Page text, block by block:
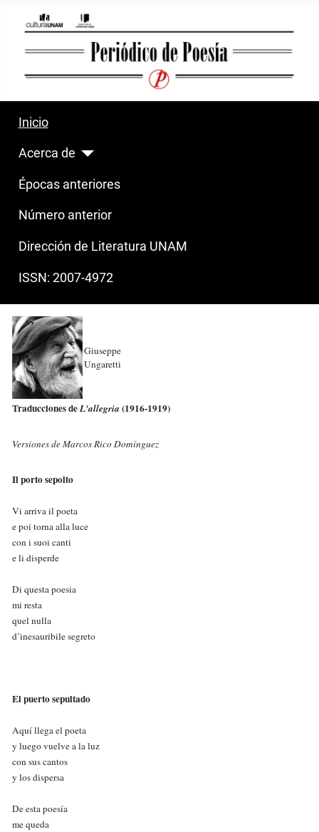
Inicio
Acerca de
Épocas anteriores
Número anterior
Dirección de Literatura UNAM
ISSN: 2007-4972
Giuseppe
Ungaretti
Traducciones deL'allegria (1916-1919)
Versiones de Marcos Rico Domínguez
Il porto sepolto
Vi arriva il poeta
e poi torna alla luce
con i suoi canti
e li disperde
Di questa poesia
mi resta
quel nulla
d’inesauribile segreto
El puerto sepultado
Aquí llega el poeta
y luego vuelve a la luz
con sus cantos
y los dispersa
De esta poesía
me queda